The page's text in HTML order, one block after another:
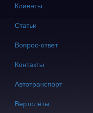
Клиенты
Статьи
Вопрос-ответ
Контакты
Автотранспорт
Вертолёты